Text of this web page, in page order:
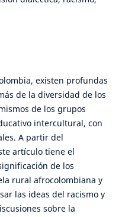
existen profundas
de la diversidad de los
de los grupos
intercultural, con
A partir del
artículo tiene el
de los
rural afrocolombiana y
las ideas del racismo y
sobre la